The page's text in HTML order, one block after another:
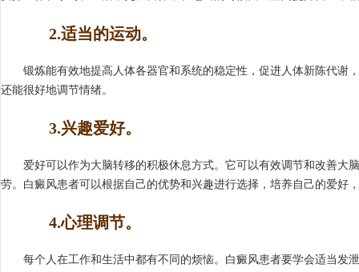
2.适当的运动。
锻炼能有效地提高人体各器官和系统的稳定性，促进人体新陈代谢
还能很好地调节情绪。
3.兴趣爱好。
爱好可以作为大脑转移的积极休息方式。它可以有效调节和改善大
劳。白癜风患者可以根据自己的优势和兴趣进行选择，培养自己的爱好
4.心理调节。
每个人在工作和生活中都有不同的烦恼。白癜风患者要学会适当发